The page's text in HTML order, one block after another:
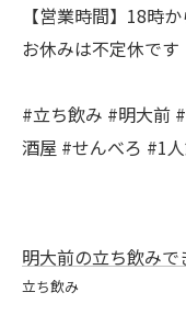
【営業時間】18時
お休みは不定休です
#立ち飲み #明大前
酒屋 #せんべろ #1
明大前の立ち飲みで
立ち飲み